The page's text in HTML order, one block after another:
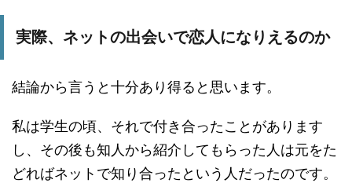
実際、ネットの出会いで恋人になりえるのか
結論から言うと十分あり得ると思います。
私は学生の頃、それで付き合ったことがあります
し、その後も知人から紹介してもらった人は元をた
どればネットで知り合ったという人だったのです。